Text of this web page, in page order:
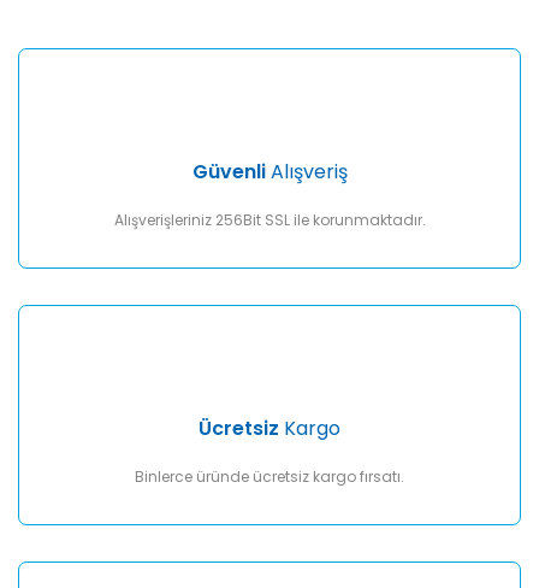
Yorum Yaz
Ürün fiyatı diğer sitelerden daha pahalı.
GüvenliAlışveriş
Alışverişleriniz 256Bit SSL ile korunmaktadır.
Ücretsiz Kargo
Binlerce üründe ücretsiz kargo fırsatı.